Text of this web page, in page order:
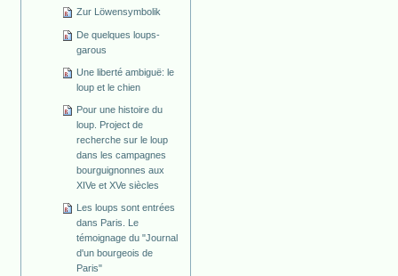
Zur Löwensymbolik
De quelques loups-
garous
Une liberté ambiguë: le
loup et le chien
Pour une histoire du
loup. Project de
recherche sur le loup
dans les campagnes
bourguignonnes aux
XIVe et XVe siècles
Les loups sont entrées
dans Paris. Le
témoignage du "Journal
d'un bourgeois de
Paris"